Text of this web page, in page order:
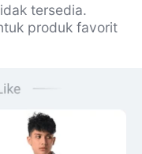
tersedia.
produk favorit